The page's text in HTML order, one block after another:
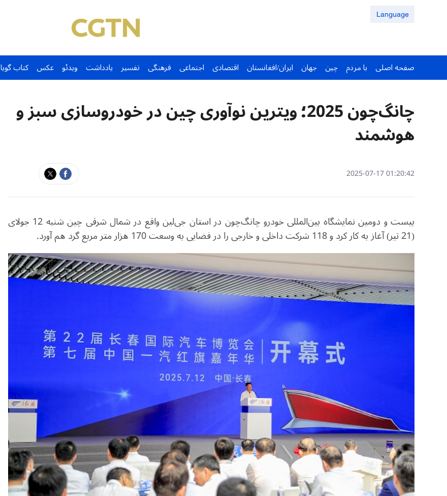
Language
صفحه اصلی با مردم چین جهان ایران/افغانستان اقتصادی اجتماعی فرهنگی تفسیر یادداشت ویدئو عکس کتاب گویا
چانگ‌چون 2025؛ ویترین نوآوری چین در خودروسازی سبز و
هوشمند
01:20:42 2025-07-17
بیست و دومین نمایشگاه بین‌المللی خودرو چانگ‌چون در استان جی‌لین واقع در شمال شرقی چین شنبه 12 جولای
(21 تیر) آغاز به کار کرد و 118 شرکت داخلی و خارجی را در فضایی به وسعت 170 هزار متر مربع گرد هم آورد.